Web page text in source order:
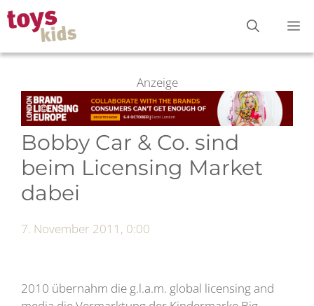
Zum
Inhalt
springen
Anzeige
Bobby Car & Co. sind
beim Licensing Market
dabei
7. November 2011, 0:00
2010 übernahm die g.l.a.m. global licensing and